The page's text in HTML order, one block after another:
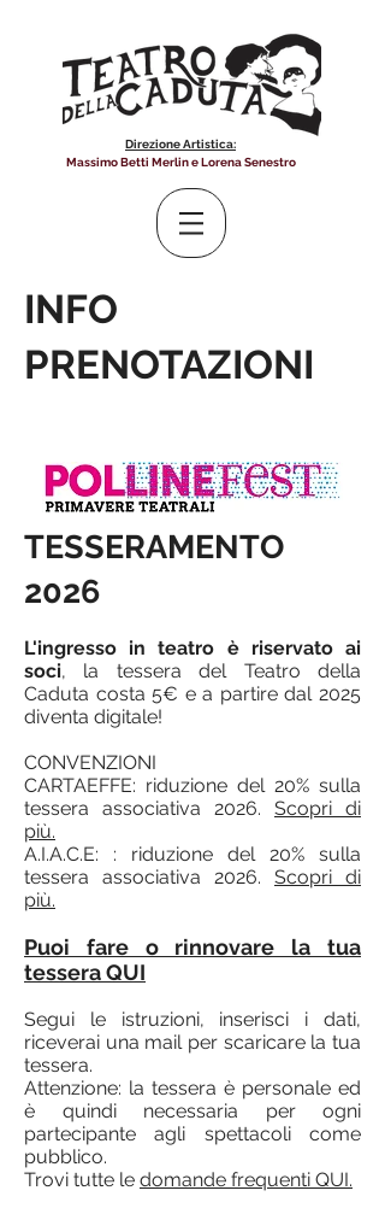
Direzione Artistica:
Massimo Betti Merlin e Lorena Senestro
INFO
PRENOTAZIONI
TESSERAMENTO
2026
L'ingresso in teatro è riservato ai
soci, la tessera del Teatro della
Caduta costa 5€ e a partire dal 2025
diventa digitale!
CONVENZIONI
CARTAEFFE: riduzione del 20% sulla
tessera associativa 2026. Scopri di
più.
A.I.A.C.E: : riduzione del 20% sulla
tessera associativa 2026. Scopri di
più.
Puoi fare o rinnovare la tua
tessera QUI
Segui le istruzioni, inserisci i dati,
riceverai una mail per scaricare la tua
tessera.
Attenzione: la tessera è personale ed
è quindi necessaria per ogni
partecipante agli spettacoli come
pubblico.
Trovi tutte le domande frequenti QUI.